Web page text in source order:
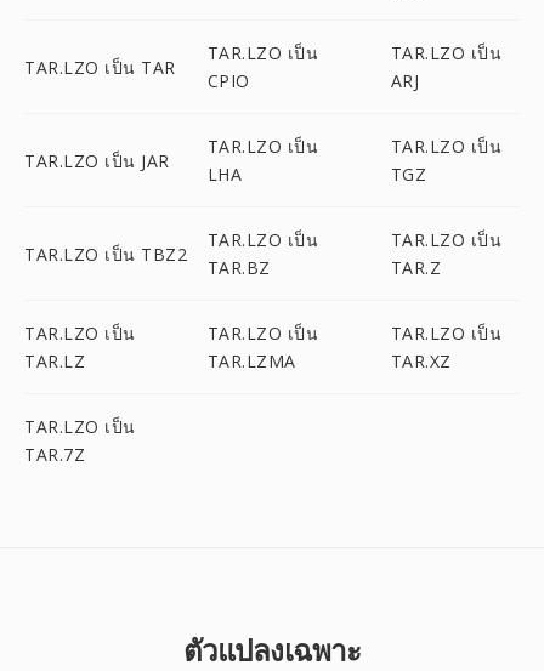
TAR.LZO เป็น TAR
TAR.LZO เป็น
CPIO
TAR.LZO เป็น
ARJ
TAR.LZO เป็น JAR
TAR.LZO เป็น
LHA
TAR.LZO เป็น
TGZ
TAR.LZO เป็น TBZ2
TAR.LZO เป็น
TAR.BZ
TAR.LZO เป็น
TAR.Z
TAR.LZO เป็น
TAR.LZ
TAR.LZO เป็น
TAR.LZMA
TAR.LZO เป็น
TAR.XZ
TAR.LZO เป็น
TAR.7Z
ตัวแปลงเฉพาะ